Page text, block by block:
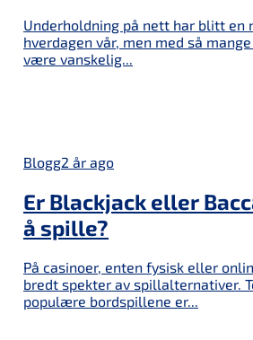
Underholdning på nett har blitt en
hverdagen vår, men med så
være vanskelig...
Blogg2 år ago
Er Blackjack eller
å spille?
På casinoer, enten fysisk eller
bredt spekter av spillalternativer.
populære bordspillene er...